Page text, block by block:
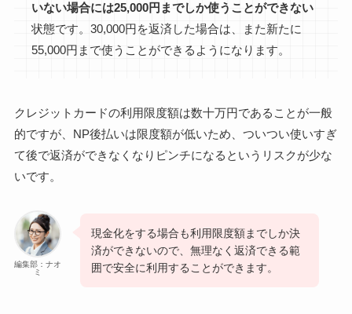
いない場合には25,000円までしか使うことができない
状態です。30,000円を返済した場合は、また新たに
55,000円まで使うことができるようになります。
クレジットカードの利用限度額は数十万円であることが一般
的ですが、NP後払いは限度額が低いため、ついつい使いすぎ
て後で返済ができなくなりピンチになるというリスクが少な
いです。
編集部：ナオ
ミ
現金化をする場合も利用限度額までしか決
済ができないので、無理なく返済できる範
囲で安全に利用することができます。